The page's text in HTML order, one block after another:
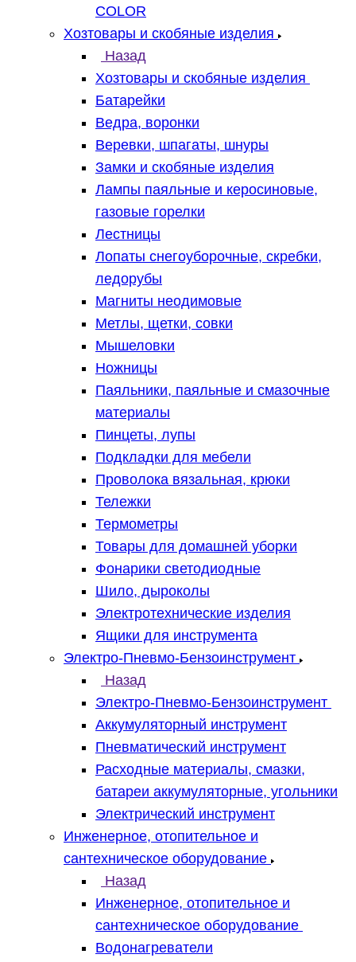
COLOR
Хозтовары и скобяные изделия
Назад
Хозтовары и скобяные изделия
Батарейки
Ведра, воронки
Веревки, шпагаты, шнуры
Замки и скобяные изделия
Лампы паяльные и керосиновые,
газовые горелки
Лестницы
Лопаты снегоуборочные, скребки,
ледорубы
Магниты неодимовые
Метлы, щетки, совки
Мышеловки
Ножницы
Паяльники, паяльные и смазочные
материалы
Пинцеты, лупы
Подкладки для мебели
Проволока вязальная, крюки
Тележки
Термометры
Товары для домашней уборки
Фонарики светодиодные
Шило, дыроколы
Электротехнические изделия
Ящики для инструмента
Электро-Пневмо-Бензоинструмент
Назад
Электро-Пневмо-Бензоинструмент
Аккумуляторный инструмент
Пневматический инструмент
Расходные материалы, смазки,
батареи аккумуляторные, угольники
Электрический инструмент
Инженерное, отопительное и
сантехническое оборудование
Назад
Инженерное, отопительное и
сантехническое оборудование
Водонагреватели